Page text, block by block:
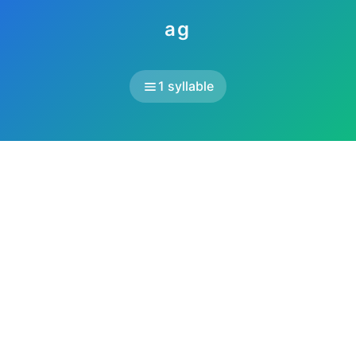
ag
1 syllable